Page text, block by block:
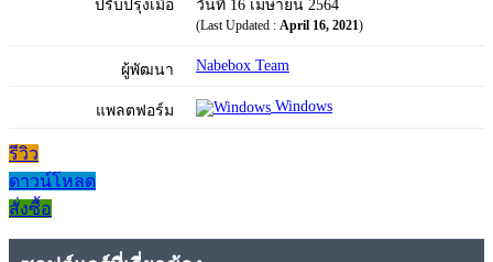
ปรับปรุงเมื่อ วันที่ 16 เมษายน 2564
(Last Updated : April 16, 2021)
ผู้พัฒนา Nabebox Team
แพลตฟอร์ม Windows
รีวิว
ดาวน์โหลด
สั่งซื้อ